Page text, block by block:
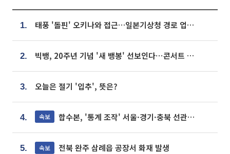
1. 태풍 '돌핀' 오키나와 접근…일본기상청 경로 업데이트
2. 빅뱅, 20주년 기념 '새 뱅봉' 선보인다⋯콘서트 앞두고 팝업 개최
3. 오늘은 절기 '입추', 뜻은?
4. 속보 합수본, '통계 조작' 서울·경기·충북 선관위 등 추가 압수수색
5. 속보 전북 완주 삼례읍 공장서 화재 발생